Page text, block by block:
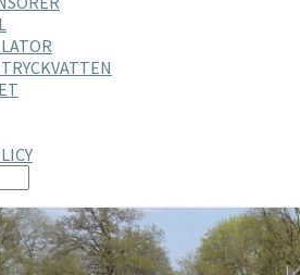
reijer.se